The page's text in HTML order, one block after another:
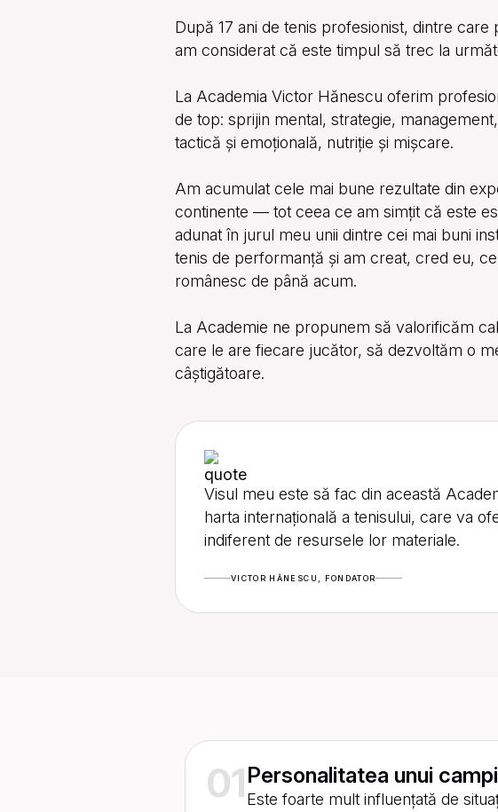
După 17 ani de tenis profesionist, dintre care
am considerat că este timpul să trec la
La Academia Victor Hănescu oferim
de top: sprijin mental, strategie,
tactică și emoțională, nutriție și mișcare.
Am acumulat cele mai bune rezultate din
continente — tot ceea ce am simțit că este
adunat în jurul meu unii dintre cei mai buni
tenis de performanță și am creat, cred eu,
românesc de până acum.
La Academie ne propunem să valorificăm
care le are fiecare jucător, să dezvoltăm o
câștigătoare.
Visul meu este să fac din această
harta internațională a tenisului, care va
indiferent de resursele lor materiale.
VICTOR HĂNESCU, FONDATOR
01Personalitatea unui
Este foarte mult influențată de